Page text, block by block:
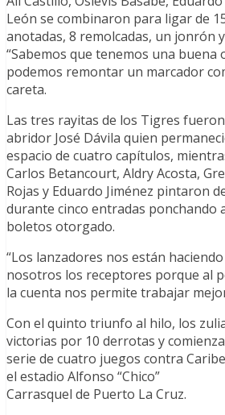
León se combinaron para ligar de
anotadas, 8 remolcadas, un jonrón
“Sabemos que tenemos una buena
podemos remontar un marcador
careta.
Las tres rayitas de los Tigres
abridor José Dávila quien
espacio de cuatro capítulos,
Carlos Betancourt, Aldry Acosta,
Rojas y Eduardo Jiménez pintaron
durante cinco entradas ponchando
boletos otorgado.
“Los lanzadores nos están
nosotros los receptores porque al
la cuenta nos permite trabajar
Con el quinto triunfo al hilo, los
victorias por 10 derrotas y
serie de cuatro juegos contra
el estadio Alfonso “Chico”
Carrasquel de Puerto La Cruz.